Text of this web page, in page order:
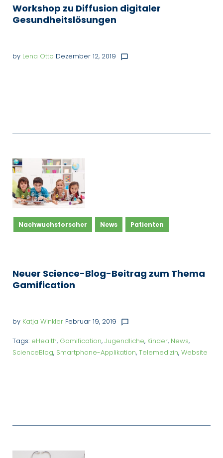
Workshop zu Diffusion digitaler
Gesundheitslösungen
by Lena Otto Dezember 12, 2019 chat_bubble_outline
Nachwuchsforscher News Patienten
Neuer Science-Blog-Beitrag zum Thema
Gamification
by Katja Winkler Februar 19, 2019 chat_bubble_outline
Tags: eHealth, Gamification, Jugendliche, Kinder, News,
ScienceBlog, Smartphone-Applikation, Telemedizin, Website